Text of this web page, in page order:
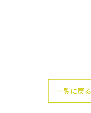
一覧に戻る